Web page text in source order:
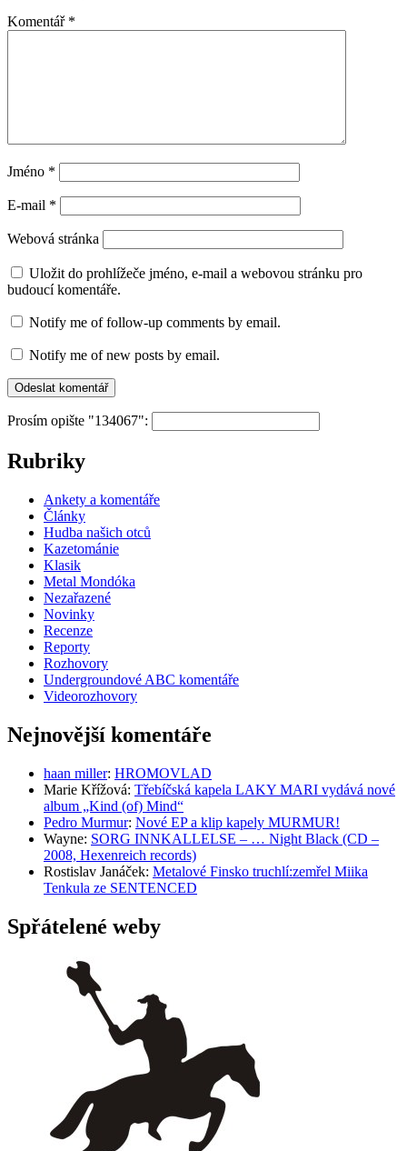
Komentář *
Jméno *
E-mail *
Webová stránka
Uložit do prohlížeče jméno, e-mail a webovou stránku pro
budoucí komentáře.
Notify me of follow-up comments by email.
Notify me of new posts by email.
Prosím opište "134067":
Rubriky
Ankety a komentáře
Články
Hudba našich otců
Kazetománie
Klasik
Metal Mondóka
Nezařazené
Novinky
Recenze
Reporty
Rozhovory
Undergroundové ABC komentáře
Videorozhovory
Nejnovější komentáře
haan miller: HROMOVLAD
Marie Křížová: Třebíčská kapela LAKY MARI vydává nové
album „Kind (of) Mind“
Pedro Murmur: Nové EP a klip kapely MURMUR!
Wayne: SORG INNKALLELSE – … Night Black (CD –
2008, Hexenreich records)
Rostislav Janáček: Metalové Finsko truchlí:zemřel Miika
Tenkula ze SENTENCED
Spřátelené weby